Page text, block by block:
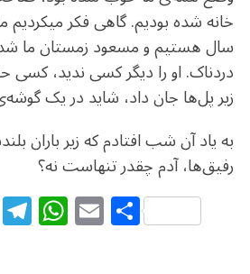
خانه شده بودیم. گاهی فکر میکردیم
سال هستیم و مسعود زمستان ما
دردناک. او را دیگر کسی ندید، کسی
زیر پل‌ها جان داد، شاید در یک‌
به یاد آن شب افتادم که زیر باران
رفیق‌ها، آدم چقدر تنهاست نه‌؟
B
al T
el W
h E
m S
h